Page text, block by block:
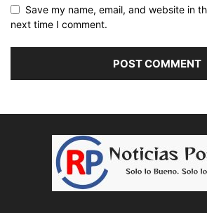
Save my name, email, and website in
next time I comment.